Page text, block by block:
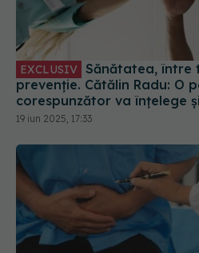
EXCLUSIV
prevenție. Cătălin Radu: O
corespunzător va înțelege
19 iun 2025, 17:33